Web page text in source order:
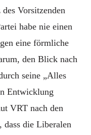
Vorsitzenden
habe nie einen
eine förmliche
den Blick nach
seine „Alles
Entwicklung
VRT nach den
dass die Liberalen